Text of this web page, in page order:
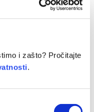
i zašto? Pročitajte
.
Imajte na umu